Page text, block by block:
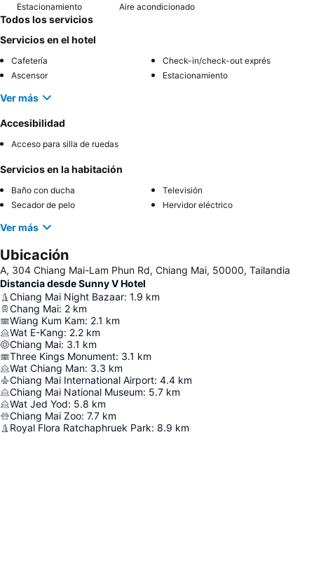
Estacionamiento Aire acondicionado
Todos los servicios
Servicios en el hotel
Cafetería
Check-in/check-out exprés
Ascensor
Estacionamiento
Ver más
Accesibilidad
Acceso para silla de ruedas
Servicios en la habitación
Baño con ducha
Televisión
Secador de pelo
Hervidor eléctrico
Ver más
Ubicación
A, 304 Chiang Mai-Lam Phun Rd, Chiang Mai, 50000, Tailandia
Distancia desde Sunny V Hotel
Chiang Mai Night Bazaar: 1.9 km
Chang Mai: 2 km
Wiang Kum Kam: 2.1 km
Wat E-Kang: 2.2 km
Chiang Mai: 3.1 km
Three Kings Monument: 3.1 km
Wat Chiang Man: 3.3 km
Chiang Mai International Airport: 4.4 km
Chiang Mai National Museum: 5.7 km
Wat Jed Yod: 5.8 km
Chiang Mai Zoo: 7.7 km
Royal Flora Ratchaphruek Park: 8.9 km